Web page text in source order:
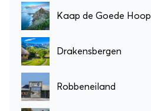
Kaap de Goede Hoop
Drakensbergen
Robbeneiland